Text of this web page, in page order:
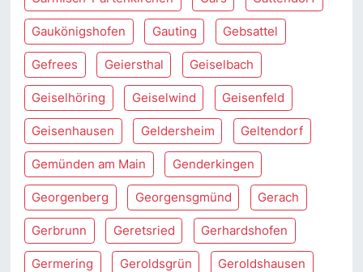
Gaukönigshofen Gauting Gebsattel
Gefrees Geiersthal Geiselbach
Geiselhöring Geiselwind Geisenfeld
Geisenhausen Geldersheim Geltendorf
Gemünden am Main Genderkingen
Georgenberg Georgensgmünd Gerach
Gerbrunn Geretsried Gerhardshofen
Germering Geroldsgrün Geroldshausen